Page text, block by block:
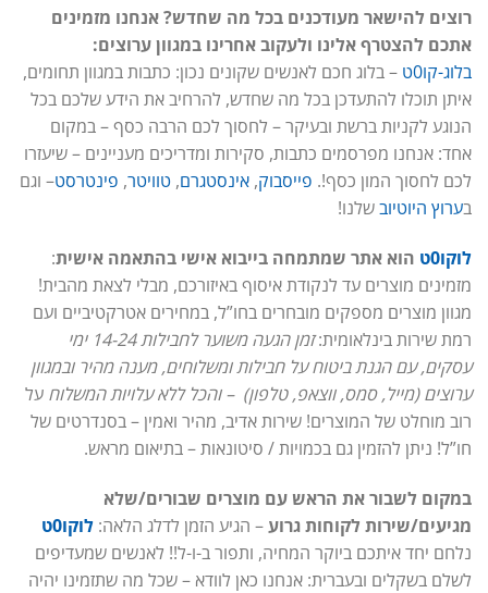
רוצים להישאר מעודכנים בכל מה שחדש? אנחנו מזמינים
אתכם להצטרף אלינו ולעקוב אחרינו במגוון ערוצים:
בלוג-קו0ט
– בלוג חכם לאנשים שקונים נכון: כתבות במגוון תחומים,
איתן תוכלו להתעדכן בכל מה שחדש, להרחיב את הידע שלכם בכל
הנוגע לקניות ברשת ובעיקר – לחסוך לכם הרבה כסף – במקום
אחד: אנחנו מפרסמים כתבות, סקירות ומדריכים מעניינים – שיעזרו
לכם לחסוך המון כסף!. פייסבוק, אינסטגרם, טוויטר, פינטרסט– וגם
בערוץ היוטיובשלנו!
לוקו0ט הוא אתר שמתמחה בייבוא אישי בהתאמה אישית:
מזמינים מוצרים עד לנקודת איסוף באיזורכם, מבלי לצאת מהבית!
מגוון מוצרים מספקים מובחרים בחו”ל, במחירים אטרקטיביים ועם
רמת שירות בינלאומית:
זמן הגעה משוער לחבילות 14-24 ימי
עסקים, עם הגנת ביטוח על חבילות ומשלוחים, מענה מהיר ובמגוון
ערוצים (מייל, סמס, ווצאפ, טלפון) – והכל ללא עלויות המשלוח על
רוב מוחלט של המוצרים! שירות אדיב, מהיר ואמין – בסנדרטים של
חו”ל! ניתן להזמין גם בכמויות / סיטונאות – בתיאום מראש.
במקום לשבור את הראש עם מוצרים שבורים/שלא
מגיעים/שירות לקוחות גרוע– הגיע הזמן לדלג הלאה: לוקו0ט
נלחם יחד איתכם ביוקר המחיה, ותפור ב-ו-ל!! לאנשים שמעדיפים
לשלם בשקלים ובעברית: אנחנו כאן לוודא – שכל מה שתזמינו יהיה